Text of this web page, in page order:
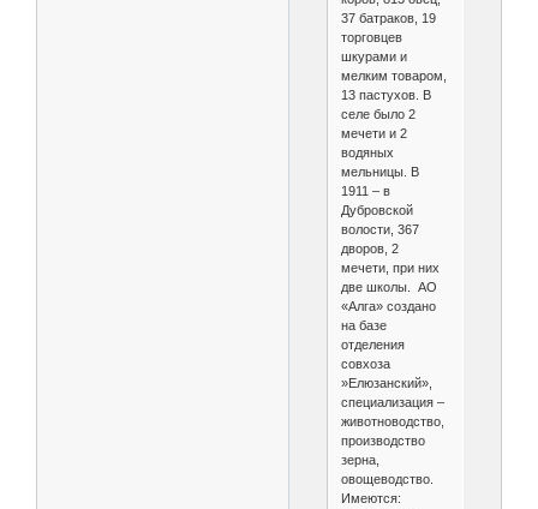
37 батраков, 19
торговцев
шкурами и
мелким товаром,
13 пастухов. В
селе было 2
мечети и 2
водяных
мельницы. В
1911 – в
Дубровской
волости, 367
дворов, 2
мечети, при них
две школы. АО
«Алга» создано
на базе
отделения
совхоза
»Елюзанский»,
специализация –
животноводство,
производство
зерна,
овощеводство.
Имеются: